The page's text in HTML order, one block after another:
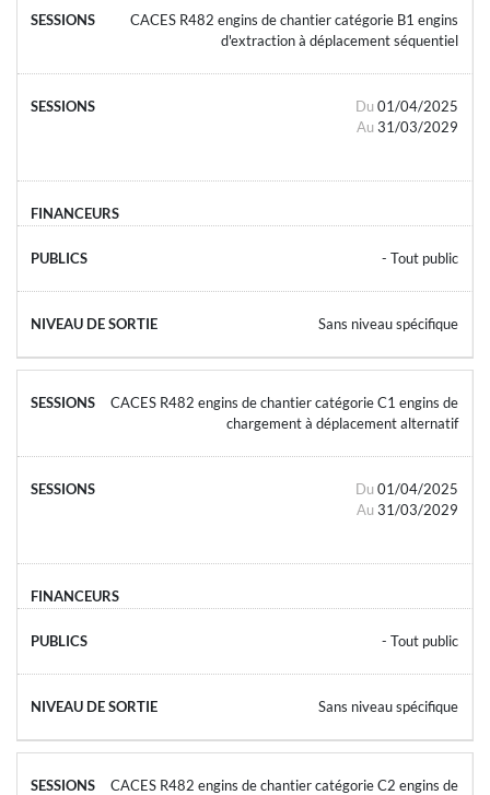
CACES R482 engins de chantier catégorie B1 engins
d'extraction à déplacement séquentiel
Du 01/04/2025
Au 31/03/2029
- Tout public
Sans niveau spécifique
CACES R482 engins de chantier catégorie C1 engins de
chargement à déplacement alternatif
Du 01/04/2025
Au 31/03/2029
- Tout public
Sans niveau spécifique
CACES R482 engins de chantier catégorie C2 engins de